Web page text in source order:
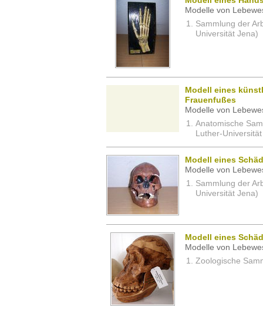
Modelle von
Sammlung der
Universität Jena)
Modell eines
Frauenfußes
Modelle von
Anatomische
Luther-
Modell eines
Modelle von
Sammlung der
Universität Jena)
Modell eines
Modelle von
Zoologische